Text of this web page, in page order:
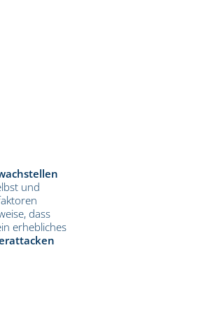
und
dass
erhebliches